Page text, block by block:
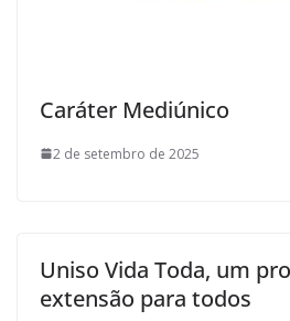
Caráter Mediúnico
2 de setembro de 2025
Uniso Vida Toda, um
extensão para todos